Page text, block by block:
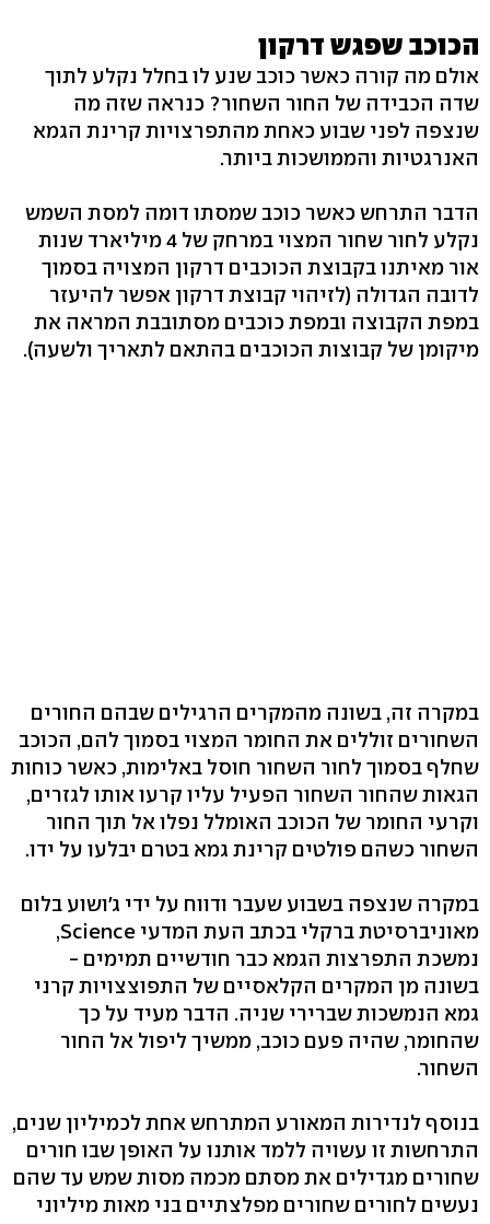
הכוכב שפגש דרקון
אולם מה קורה כאשר כוכב שנע לו בחלל נקלע לתוך
שדה הכבידה של החור השחור? כנראה שזה מה
שנצפה לפני שבוע כאחת מהתפרצויות קרינת הגמא
האנרגטיות והממושכות ביותר.
הדבר התרחש כאשר כוכב שמסתו דומה למסת השמש
נקלע לחור שחור המצוי במרחק של 4 מיליארד שנות
אור מאיתנו בקבוצת הכוכבים דרקון המצויה בסמוך
לדובה הגדולה (לזיהוי קבוצת דרקון אפשר להיעזר
במפת הקבוצה ובמפת כוכבים מסתובבת המראה את
מיקומן של קבוצות הכוכבים בהתאם לתאריך ולשעה).
במקרה זה, בשונה מהמקרים הרגילים שבהם החורים
השחורים זוללים את החומר המצוי בסמוך להם, הכוכב
שחלף בסמוך לחור השחור חוסל באלימות, כאשר כוחות
הגאות שהחור השחור הפעיל עליו קרעו אותו לגזרים,
וקרעי החומר של הכוכב האומלל נפלו אל תוך החור
השחור כשהם פולטים קרינת גמא בטרם יבלעו על ידו.
במקרה שנצפה בשבוע שעבר ודווח על ידי ג'ושוע בלום
מאוניברסיטת ברקלי בכתב העת המדעי Science,
נמשכת התפרצות הגמא כבר חודשיים תמימים -
בשונה מן המקרים הקלאסיים של התפוצצויות קרני
גמא הנמשכות שברירי שניה. הדבר מעיד על כך
שהחומר, שהיה פעם כוכב, ממשיך ליפול אל החור
השחור.
בנוסף לנדירות המאורע המתרחש אחת לכמיליון שנים,
התרחשות זו עשויה ללמד אותנו על האופן שבו חורים
שחורים מגדילים את מסתם מכמה מסות שמש עד שהם
נעשים לחורים שחורים מפלצתיים בני מאות מיליוני